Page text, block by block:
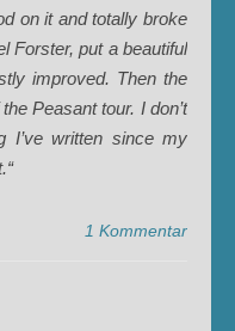
on it and totally broke
Forster, put a beautiful
improved. Then the
Peasant tour. I don’t
I’ve written since my
1 Kommentar